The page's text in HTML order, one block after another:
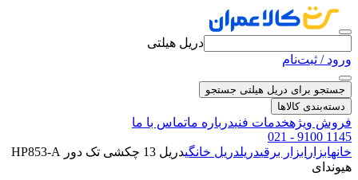
دریل هیلتی
ورود / ثبت‌نام
جستجو برای دریل هیلتی جستجو
دسته‌بندی کالاها
فروش ویژهخدمات فنیدرباره ماتماس با ما
021 - 9100 1145
خانهابزار ابزار برقیدریلدریل خانگی
دریل 13 چکشی تک دور HP853-A
هیوندای